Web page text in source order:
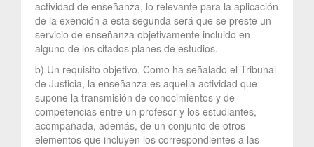
actividad de enseñanza, lo relevante para la aplicación
de la exención a esta segunda será que se preste un
servicio de enseñanza objetivamente incluido en
alguno de los citados planes de estudios.
b) Un requisito objetivo. Como ha señalado el Tribunal
de Justicia, la enseñanza es aquella actividad que
supone la transmisión de conocimientos y de
competencias entre un profesor y los estudiantes,
acompañada, además, de un conjunto de otros
elementos que incluyen los correspondientes a las